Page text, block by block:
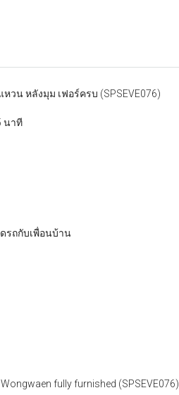
วน หลังมุม เฟอร์ครบ (SPSEVE076)
นาที
รถกับเพื่อนบ้าน
fully furnished (SPSEVE076)